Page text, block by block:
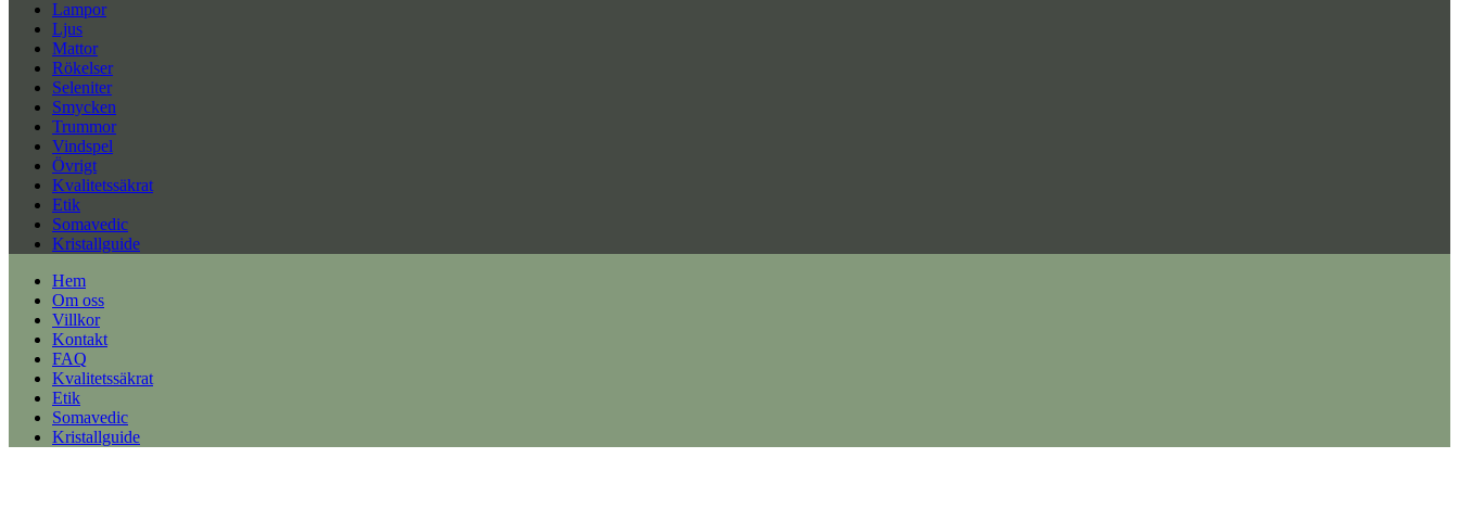
Lampor
Ljus
Mattor
Rökelser
Seleniter
Smycken
Trummor
Vindspel
Övrigt
Kvalitetssäkrat
Etik
Somavedic
Kristallguide
Hem
Om oss
Villkor
Kontakt
FAQ
Kvalitetssäkrat
Etik
Somavedic
Kristallguide